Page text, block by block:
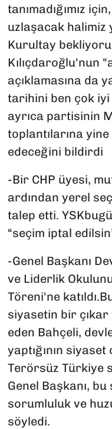
tanımadığımız
uzlaşacak halimiz
Kurultay
Kılıçdaroğlu'nun
açıklamasına da
tarihini ben çok iyi
ayrıca partisinin
toplantılarına
edeceğini bildirdi
-Bir CHP üyesi,
ardından yerel
talep etti.
“seçim iptal
-Genel Başkanı
ve Liderlik
Töreni'ne
siyasetin bir çıkar
eden Bahçeli,
yaptığının siyaset
Terörsüz Türkiye
Genel Başkanı,
sorumluluk ve
söyledi.